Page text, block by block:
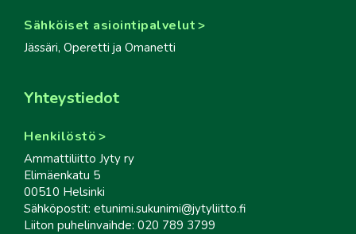
Sähköiset asiointipalvelut
Jässäri, Operetti ja Omanetti
Yhteystiedot
Henkilöstö
Ammattiliitto Jyty ry
Elimäenkatu 5
00510 Helsinki
Sähköpostit: etunimi.sukunimi@jytyliitto.fi
Liiton puhelinvaihde: 020 789 3799